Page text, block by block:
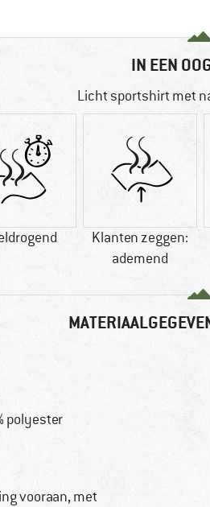
IN EEN
Licht sportshirt met
Klanten zeggen:
ademend
polyester
vooraan, met